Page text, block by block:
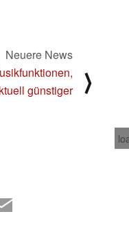
Neuere News
günstiger
⟩